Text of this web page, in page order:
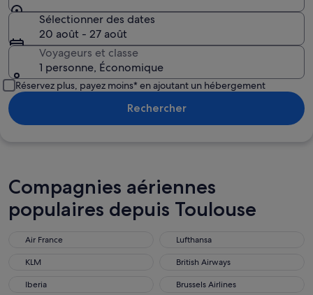
Sélectionner des dates
20 août - 27 août
Voyageurs et classe
1 personne, Économique
Réservez plus, payez moins* en ajoutant un hébergement
Rechercher
Compagnies aériennes
populaires depuis Toulouse
Air France
Lufthansa
KLM
British Airways
Iberia
Brussels Airlines